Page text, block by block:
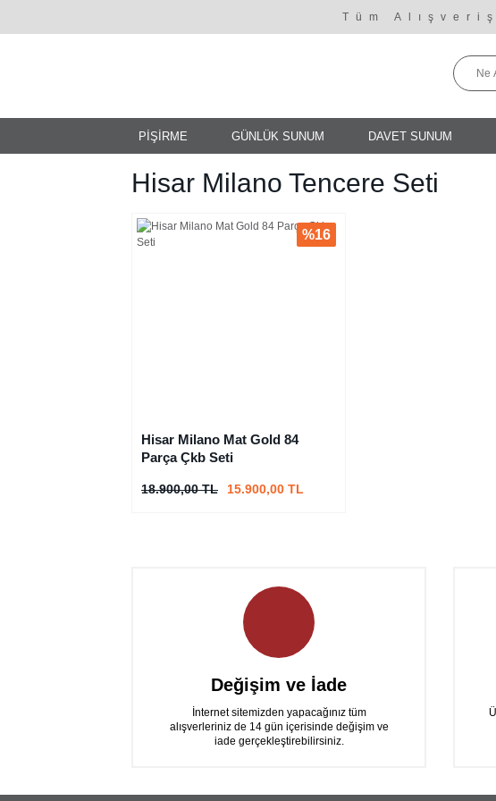
Tüm
PİŞİRME GÜNLÜK SUNUM DAVET SUNUM
Hisar Milano Tencere Seti
%16
Hisar Milano Mat Gold 84
Parça Çkb Seti
18.900,00 TL 15.900,00 TL
Değişim ve İade
İnternet sitemizden yapacağınız tüm
alışverleriniz de 14 gün içerisinde değişim ve
iade gerçekleştirebilirsiniz.